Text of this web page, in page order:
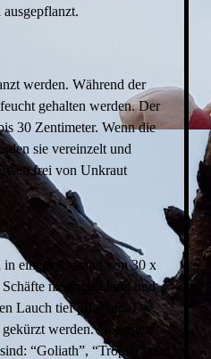
werden. Während der
gehalten werden. Der
30 Zentimeter. Wenn die
sie vereinzelt und
frei von Unkraut
einem Abstand von 30 x
möglichst lang und
Lauch tief pflanzen. Die
werden. Geeignete
“Goliath”, “Tropita” und